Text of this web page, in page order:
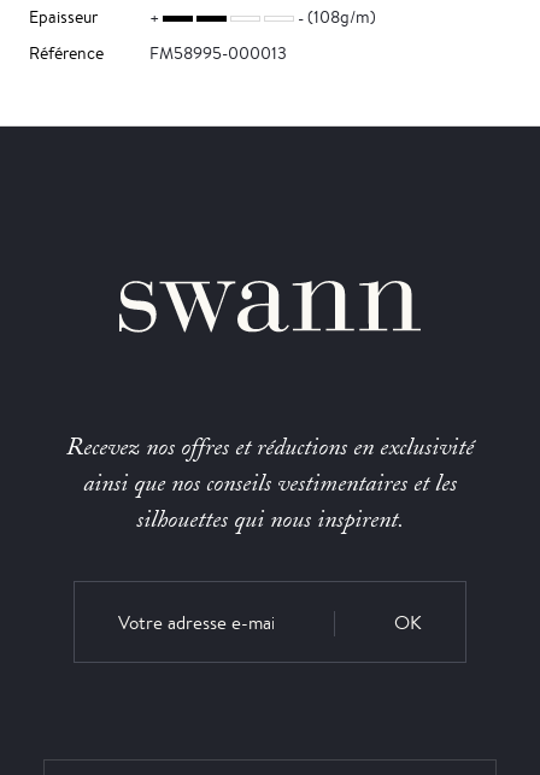
Epaisseur
(108g/m)
Référence
FM58995-000013
Recevez nos offres et réductions en exclusivité
ainsi que nos conseils vestimentaires et les
silhouettes qui nous inspirent.
OK